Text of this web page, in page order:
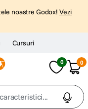
noastre Godox! Vezi
Cursuri
0 0